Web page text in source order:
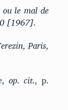
le mal de
[1967].
Paris,
, op. cit., p.